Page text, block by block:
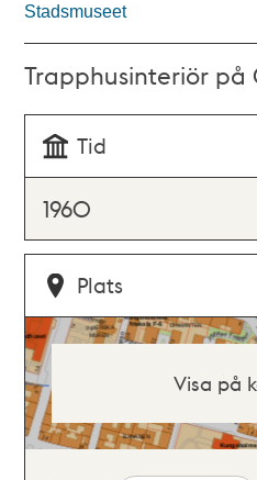
Stadsmuseet
Trapphusinteriör på
Tid
1960
Plats
Visa på